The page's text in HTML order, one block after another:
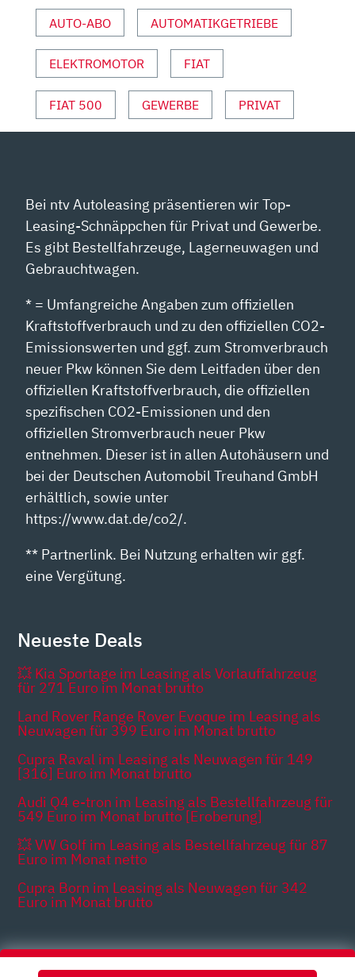
ERKLÄRT
#150
|
AUTO
SPORT“
VON
AUTO-ABO AUTOMATIKGETRIEBE
ELEKTROMOTOR FIAT
FIAT 500 GEWERBE PRIVAT
Bei ntv Autoleasing präsentieren wir Top-
Leasing-Schnäppchen für Privat und Gewerbe.
Es gibt Bestellfahrzeuge, Lagerneuwagen und
Gebrauchtwagen.
* = Umfangreiche Angaben zum offiziellen
Kraftstoffverbrauch und zu den offiziellen CO2-
Emissionswerten und ggf. zum Stromverbrauch
neuer Pkw können Sie dem Leitfaden über den
offiziellen Kraftstoffverbrauch, die offiziellen
spezifischen CO2-Emissionen und den
offiziellen Stromverbrauch neuer Pkw
entnehmen. Dieser ist in allen Autohäusern und
bei der Deutschen Automobil Treuhand GmbH
erhältlich, sowie unter
https://www.dat.de/co2/.
** Partnerlink. Bei Nutzung erhalten wir ggf.
eine Vergütung.
Neueste Deals
💥 Kia Sportage im Leasing als Vorlauffahrzeug
für 271 Euro im Monat brutto
Land Rover Range Rover Evoque im Leasing als
Neuwagen für 399 Euro im Monat brutto
Cupra Raval im Leasing als Neuwagen für 149
[316] Euro im Monat brutto
Audi Q4 e-tron im Leasing als Bestellfahrzeug für
549 Euro im Monat brutto [Eroberung]
💥 VW Golf im Leasing als Bestellfahrzeug für 87
Euro im Monat netto
Cupra Born im Leasing als Neuwagen für 342
Euro im Monat brutto